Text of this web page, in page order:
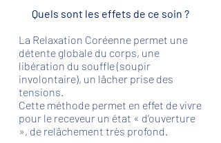
Quels sont les effets de ce soin ?
La Relaxation Coréenne permet une
détente globale du corps, une
libération du souffle (soupir
involontaire), un lâcher prise des
tensions.
Cette méthode permet en effet de vivre
pour le receveur un état « d’ouverture
», de relâchement très profond.